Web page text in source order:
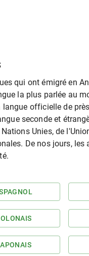
qui ont émigré en
la plus parlée au
officielle de
seconde et
Unies, de
De nos jours,